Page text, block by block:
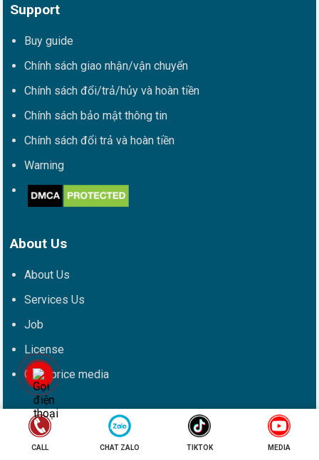
Support
Buy guide
Chính sách giao nhận/vận chuyển
Chính sách đổi/trả/hủy và hoàn tiền
Chính sách bảo mật thông tin
Chính sách đổi trả và hoàn tiền
Warning
About Us
About Us
Services Us
Job
License
Goodprice media
Social media
Facebook
CALL CHAT ZALO TIKTOK MEDIA